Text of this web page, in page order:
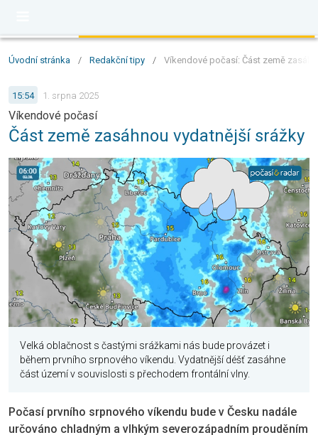
Úvodní stránka / Redakční tipy / Víkendové počasí: Část země
15:54 1. srpna 2025
Víkendové počasí
Část země zasáhnou vydatnější srážky
Velká oblačnost s častými srážkami nás bude provázet i
během prvního srpnového víkendu. Vydatnější déšť zasáhne
část území v souvislosti s přechodem frontální vlny.
Počasí prvního srpnového víkendu bude v Česku nadále
určováno chladným a vlhkým severozápadním prouděním